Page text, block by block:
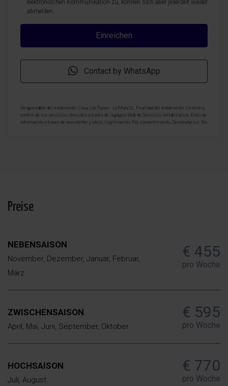
elektronischen Kommunikation zu, können sich aber jederzeit wieder
abmelden.
Contact by WhatsApp
Responsable del tratamiento: Casa Las Dunas - La Mata SL, Finalidad del tratamiento: Gestión y
control de los servicios ofrecidos a través de la página Web de Servicios inmobiliarios, Envío de
información a traves de newsletter y otros, Legitimación: Por consentimiento, Destinatarios: No
Preise
NEBENSAISON
November, Dezember, Januar, Februar,
März
€ 455
pro Woche
ZWISCHENSAISON
April, Mai, Juni, September, Oktober
€ 595
pro Woche
HOCHSAISON
Juli, August
€ 770
pro Woche